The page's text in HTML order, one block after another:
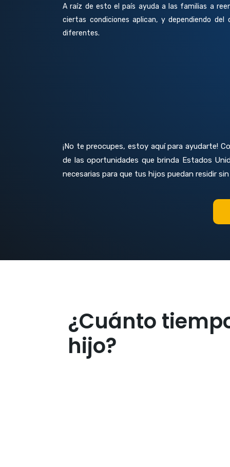
A raíz de esto el país ayuda a las familias a
ciertas condiciones aplican, y dependiendo del
diferentes.
¡No te preocupes, estoy aquí para ayudarte!
de las oportunidades que brinda Estados
necesarias para que tus hijos puedan residir
¿Cuánto
hijo?